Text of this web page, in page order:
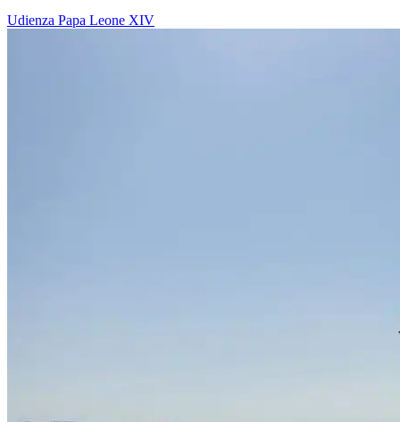
Udienza Papa Leone XIV